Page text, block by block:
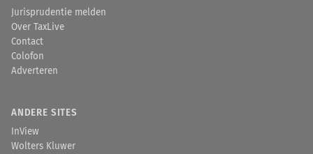
Jurisprudentie melden
Over TaxLive
Contact
Colofon
Adverteren
ANDERE SITES
InView
Wolters Kluwer